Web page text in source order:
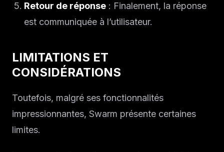
Retour de réponse : Finalement, la réponse
est communiquée à l’utilisateur.
LIMITATIONS ET
CONSIDÉRATIONS
Toutefois, malgré ses fonctionnalités
impressionnantes, Swarm présente certaines
limites.